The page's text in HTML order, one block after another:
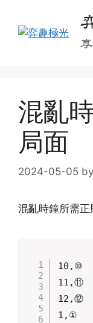
content
混亂
局面
2024-05-05 by
混亂時鐘所需正
10,⑩
11,⑪
12,⑫
1,①